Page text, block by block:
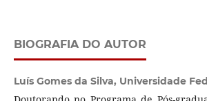
BIOGRAFIA DO AUTOR
Luís Gomes da Silva, Universidade